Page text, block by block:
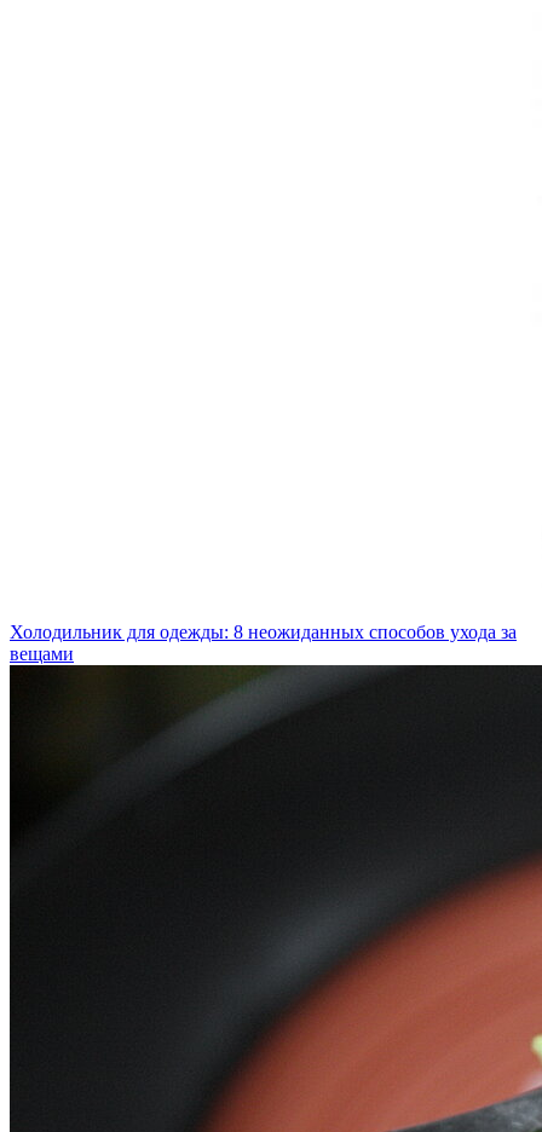
Холодильник для одежды: 8 неожиданных способов ухода за
вещами